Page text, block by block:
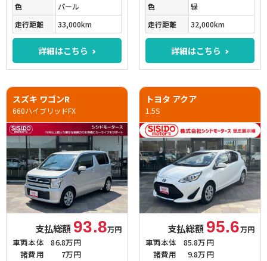
色
パール
走行距離
33,000km
詳細はこちら
色
緑
走行距離
32,000km
詳細はこちら
スズキ ワゴンR
660ハイブリッドFX
支払総額 93.8万円
車両本体
86.8万円
諸費用
7万円
トヨタ アクア
1.5S
支払総額 95.6万円
車両本体
85.8万円
諸費用
9.8万円